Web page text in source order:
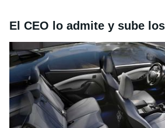
El CEO lo admite y sube